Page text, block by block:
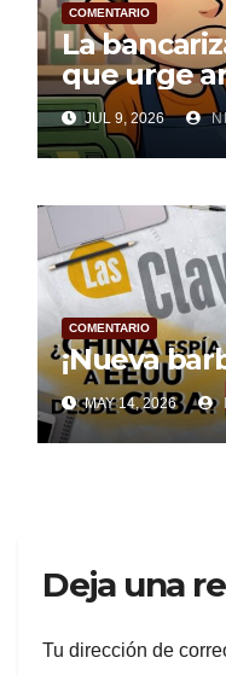
COMENTARIO
La
que urge
JUL 9, 2026
COMENTARIO
¡Nueva
MAY 14, 2026
Deja una
Tu dirección de